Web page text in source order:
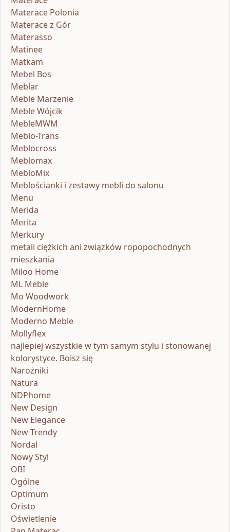
Materace Polonia
Materace z Gór
Materasso
Matinee
Matkam
Mebel Bos
Meblar
Meble Marzenie
Meble Wójcik
MebleMWM
Meblo-Trans
Meblocross
Meblomax
MebloMix
Meblościanki i zestawy mebli do salonu
Menu
Merida
Merita
Merkury
metali ciężkich ani związków ropopochodnych
mieszkania
Miloo Home
ML Meble
Mo Woodwork
ModernHome
Moderno Meble
Mollyflex
najlepiej wszystkie w tym samym stylu i stonowanej
kolorystyce. Boisz się
Narożniki
Natura
NDPhome
New Design
New Elegance
New Trendy
Nordal
Nowy Styl
OBI
Ogólne
Optimum
Oristo
Oświetlenie